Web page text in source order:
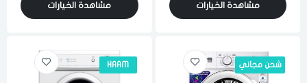
مشاهدة الخيارات مشاهدة الخيارات
شحن مجاني HAAM